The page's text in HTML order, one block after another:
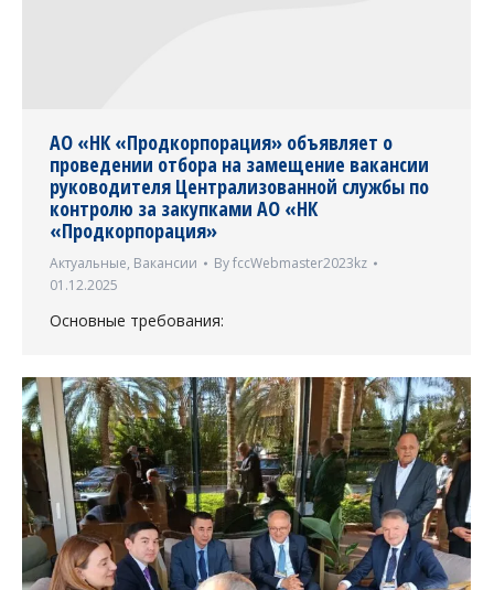
АО «НК «Продкорпорация» объявляет о
проведении отбора на замещение вакансии
руководителя Централизованной службы по
контролю за закупками АО «НК
«Продкорпорация»
Актуальные, Вакансии ByfccWebmaster2023kz
01.12.2025
Основные требования: